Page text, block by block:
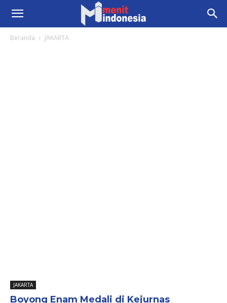
Beranda JAKARTA
JAKARTA
Boyong Enam Medali di Kejurnas